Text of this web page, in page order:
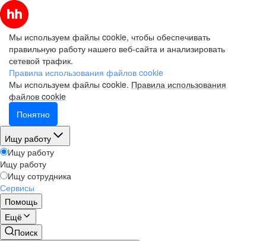
Мы используем файлы cookie, чтобы обеспечивать
правильную работу нашего веб-сайта и анализировать
сетевой трафик.
Правила использования файлов cookie
Мы используем файлы cookie. Правила использования
файлов cookie
Понятно
Ищу работу
Ищу работу
Ищу работу
Ищу сотрудника
Сервисы
Помощь
Ещё
Поиск